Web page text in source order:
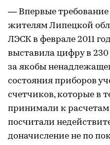
— Впервые требование
жителям Липецкой
ЛЭСК в феврале 2011
выставила цифру в
за якобы
состояния приборов
счетчиков, которые в
принимали к
посчитали
доначисление не по